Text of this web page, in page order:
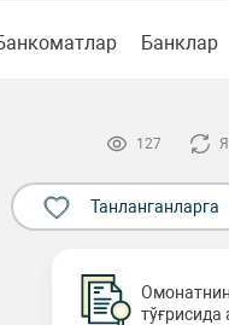
Банклар
127
Танланганларга
тўғрисида